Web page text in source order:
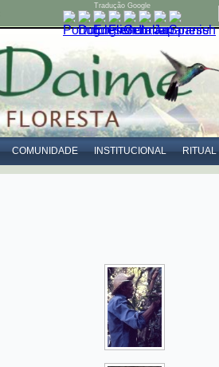
COMUNIDADE INSTITUCIONAL RITUAL
Tradução Google